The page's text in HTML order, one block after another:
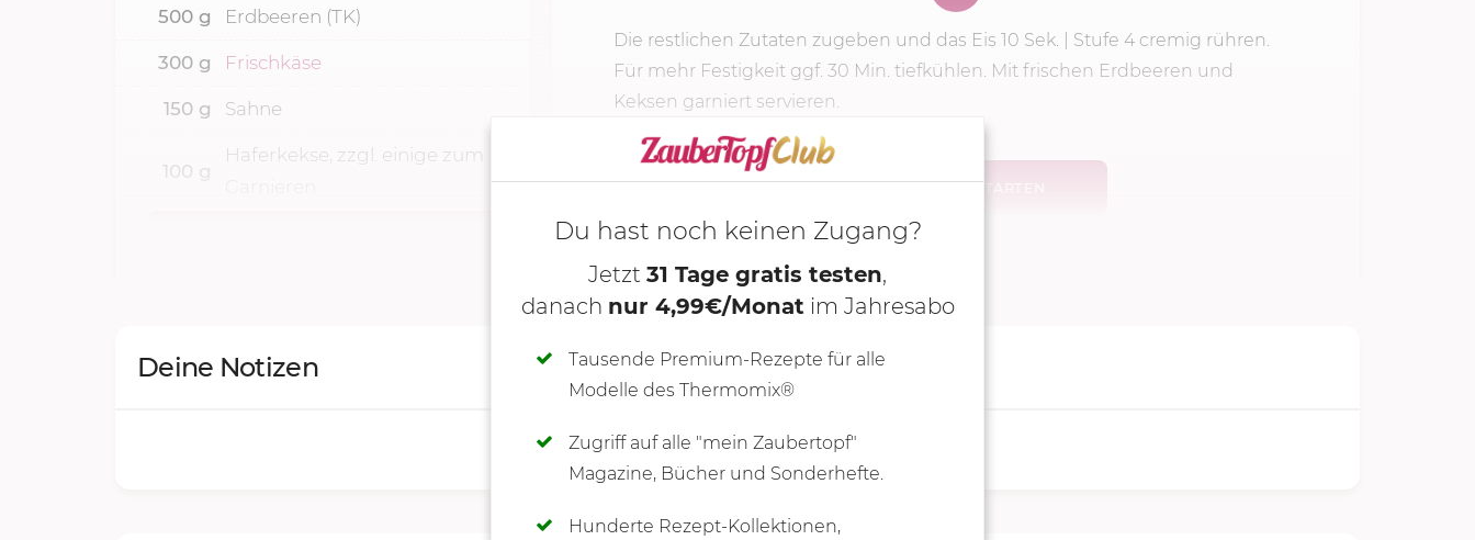
Die restlichen Zutaten zugeben und das Eis 10 Sek. Stufe 4 cremig rühren.
Für mehr Festigkeit ggf. 30 Min. tiefkühlen. Mit frischen Erdbeeren und
Keksen garniert servieren.
KOCHMODUS STARTEN
500 g Erdbeeren (TK)
300 g Frischkäse
150 g Sahne
100 g
Haferkekse, zzgl. einige zum
Deine Notizen
SCHREIBE NEUE NOTIZ
Du hast noch keinen Zugang?
Jetzt 31 Tage gratis testen,
danach nur 4,99€/Monat im Jahresabo
Tausende Premium-Rezepte für alle
Modelle des Thermomix®
Zugriff auf alle "mein Zaubertopf"
Magazine, Bücher und Sonderhefte.
Hunderte Rezept-Kollektionen,